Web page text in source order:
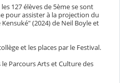
127 élèves de 5ème se sont
pour assister à la projection du
(2024) de Neil Boyle et
et les places par le Festival.
Parcours Arts et Culture des